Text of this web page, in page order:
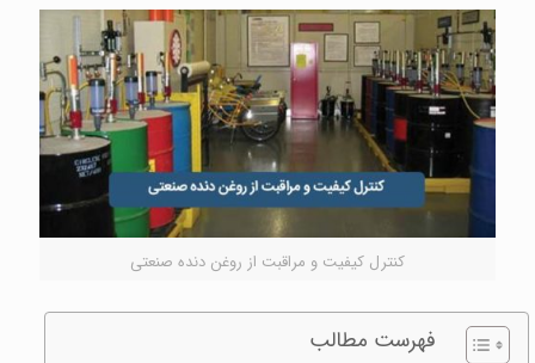
کنترل کیفیت و مراقبت از روغن دنده صنعتی
فهرست مطالب